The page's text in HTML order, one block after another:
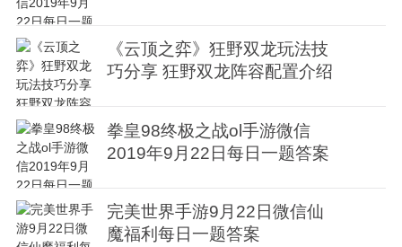
《云顶之弈》狂野双龙玩法技
巧分享 狂野双龙阵容配置介绍
拳皇98终极之战ol手游微信
2019年9月22日每日一题答案
完美世界手游9月22日微信仙
魔福利每日一题答案